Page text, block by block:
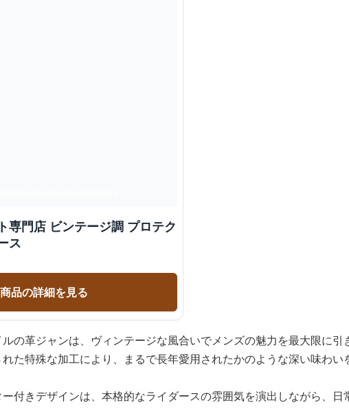
専門店 ビンテージ調 プロテク
ス
商品の詳細を見る
の革ジャンは、ヴィンテージな風合いでメンズの魅力を最大限に引
た特殊な加工により、まるで長年愛用されたかのような深い味わい
付きデザインは、本格的なライダースの雰囲気を演出しながら、